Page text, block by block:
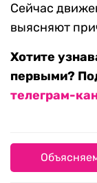
Сейчас
выясняют
Хотите
первыми?
телеграм-